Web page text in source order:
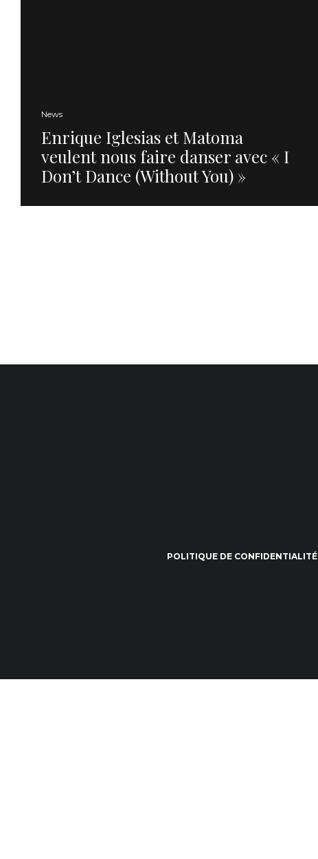
News
Enrique Iglesias et Matoma
veulent nous faire danser avec « I
Don’t Dance (Without You) »
POLITIQUE DE CONFIDENTIALITÉ